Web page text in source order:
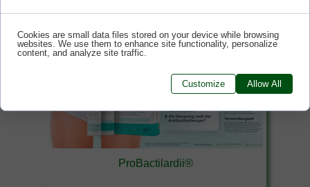
ProBactilardii®
Cookies are small data files stored on your device while browsing
websites. We use them to enhance site functionality, personalize
content, and analyze site traffic.
Customize Allow All